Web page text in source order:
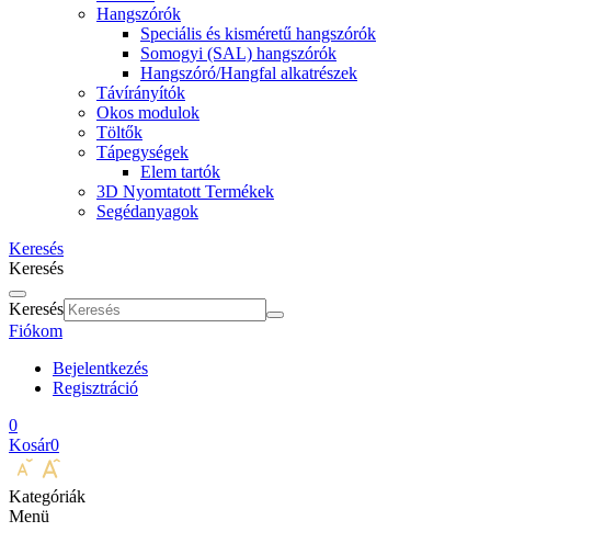
Hangszórók
Speciális és kisméretű hangszórók
Somogyi (SAL) hangszórók
Hangszóró/Hangfal alkatrészek
Távírányítók
Okos modulok
Töltők
Tápegységek
Elem tartók
3D Nyomtatott Termékek
Segédanyagok
Keresés
Keresés
Keresés
Fiókom
Bejelentkezés
Regisztráció
0
Kosár0
Kategóriák
Menü